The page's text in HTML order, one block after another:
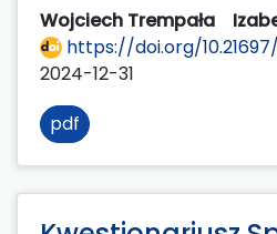
Wojciech Trempała
https://doi.org/10.21697/
2024-12-31
pdf